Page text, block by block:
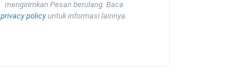
mengirimkan Pesan berulang. Baca
privacy policyuntuk informasi lainnya.